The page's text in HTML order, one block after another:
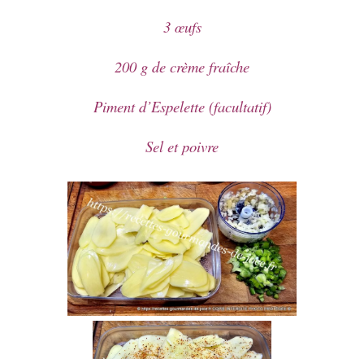
3 œufs
200 g de crème fraîche
Piment d’Espelette (facultatif)
Sel et poivre